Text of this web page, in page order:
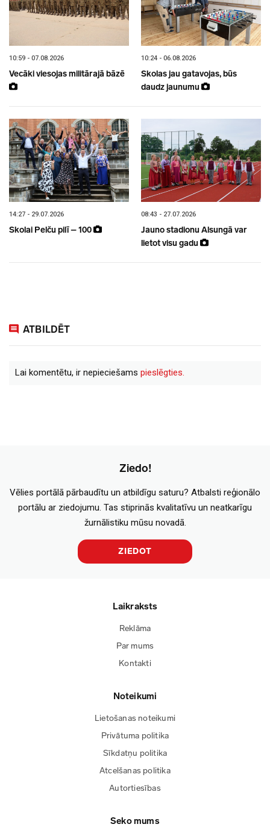
10:59 - 07.08.2026
Vecāki viesojas militārajā bāzē
10:24 - 06.08.2026
Skolas jau gatavojas, būs
daudz jaunumu
14:27 - 29.07.2026
Skolai Pelču pilī – 100
08:43 - 27.07.2026
Jauno stadionu Alsungā var
lietot visu gadu
ATBILDĒT
Lai komentētu, ir nepieciešams pieslēgties.
Ziedo!
Vēlies portālā pārbaudītu un atbildīgu saturu? Atbalsti reģionālo
portālu ar ziedojumu. Tas stiprinās kvalitatīvu un neatkarīgu
žurnālistiku mūsu novadā.
ZIEDOT
Laikraksts
Reklāma
Par mums
Kontakti
Noteikumi
Lietošanas noteikumi
Privātuma politika
Sīkdatņu politika
Atcelšanas politika
Autortiesības
Seko mums